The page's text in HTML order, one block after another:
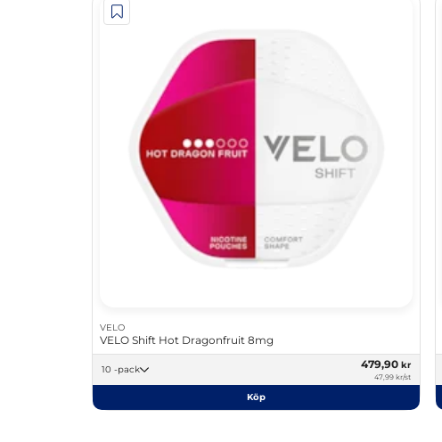
VELO
VELO Shift Hot Dragonfruit 8mg
10 -pack 479,90 kr
47,99 kr/st
Köp